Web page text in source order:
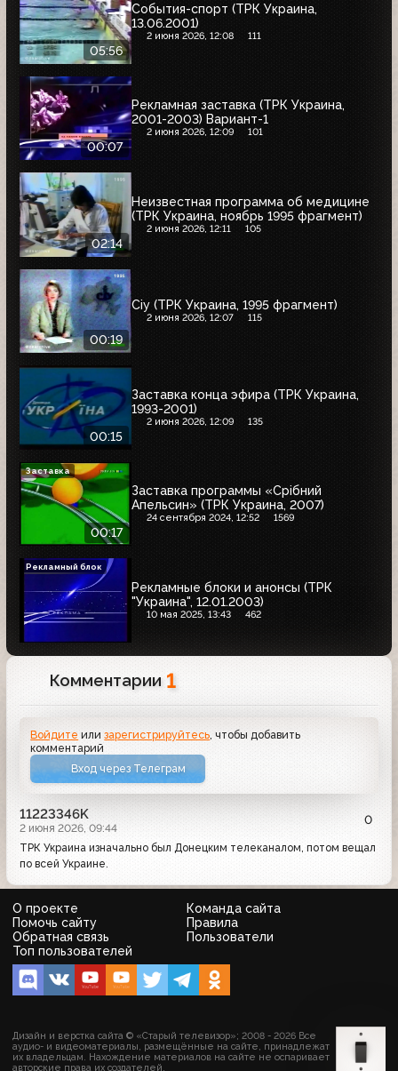
05:56
События-спорт (ТРК Украина,
13.06.2001)
2 июня 2026, 12:08 111
00:07
Рекламная заставка (ТРК Украина,
2001-2003) Вариант-1
2 июня 2026, 12:09 101
02:14
Неизвестная программа об медицине
(ТРК Украина, ноябрь 1995 фрагмент)
2 июня 2026, 12:11 105
00:19
Сіу (ТРК Украина, 1995 фрагмент)
2 июня 2026, 12:07 115
00:15
Заставка конца эфира (ТРК Украина,
1993-2001)
2 июня 2026, 12:09 135
00:17
Заставка программы «Срібний
Апельсин» (ТРК Украина, 2007)
24 сентября 2024, 12:52 1569
Заставка
Рекламные блоки и анонсы (ТРК
"Украина", 12.01.2003)
10 мая 2025, 13:43 462
Рекламный блок
Комментарии 1
Войдите илизарегистрируйтесь , чтобы добавить
комментарий
Вход через Телеграм
11223346K
2 июня 2026, 09:44
0
ТРК Украина изначально был Донецким телеканалом, потом вещал
по всей Украине.
О проекте
Команда сайта
Помочь сайту
Правила
Обратная связь
Пользователи
Топ пользователей
Дизайн и верстка сайта © «Старый телевизор»; 2008 - 2026 Все
аудио- и видеоматериалы, размещённые на сайте, принадлежат
их владельцам. Нахождение материалов на сайте не оспаривает
авторские права их создателей.